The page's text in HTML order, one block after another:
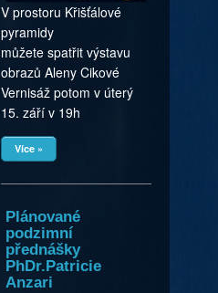
V prostoru Křišťálové
pyramidy
můžete spatřit výstavu
obrazů Aleny Cikové
Vernisáž potom v úterý
15. září v 19h
Více »
Plánované
podzimní
přednášky
PhDr.Patricie
Anzari